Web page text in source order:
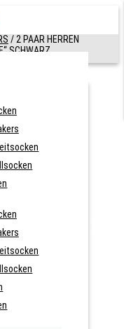
/ 2 PAAR HERREN
SCHWARZ
SNEAKERS